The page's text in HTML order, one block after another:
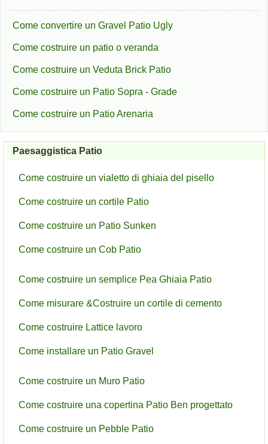
Come convertire un Gravel Patio Ugly
Come costruire un patio o veranda
Come costruire un Veduta Brick Patio
Come costruire un Patio Sopra - Grade
Come costruire un Patio Arenaria
Paesaggistica Patio
Come costruire un vialetto di ghiaia del pisello
Come costruire un cortile Patio
Come costruire un Patio Sunken
Come costruire un Cob Patio
Come costruire un semplice Pea Ghiaia Patio
Come misurare &Costruire un cortile di cemento
Come costruire Lattice lavoro
Come installare un Patio Gravel
Come costruire un Muro Patio
Come costruire una copertina Patio Ben progettato
Come costruire un Pebble Patio